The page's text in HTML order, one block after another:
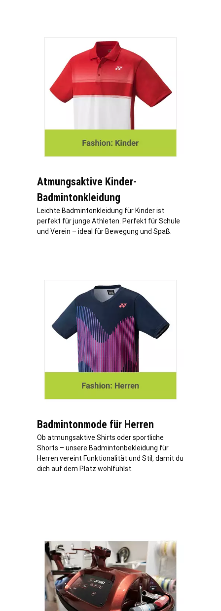
Atmungsaktive Kinder-
Badmintonkleidung
Leichte Badmintonkleidung für Kinder ist
perfekt für junge Athleten. Perfekt für Schule
und Verein – ideal für Bewegung und Spaß.
Badmintonmode für Herren
Ob atmungsaktive Shirts oder sportliche
Shorts – unsere Badmintonbekleidung für
Herren vereint Funktionalität und Stil, damit du
dich auf dem Platz wohlfühlst.